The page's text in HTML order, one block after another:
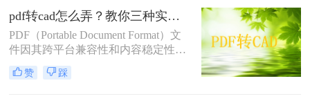
CAD图纸的方法，帮助您根据不同的
需求选择最合适的方式。
pdf转cad怎么弄？教你三种实用的转换方法！
PDF（Portable Document Format）文
件因其跨平台兼容性和内容稳定性，
在文档分享和存档中得到了广泛应
用。然而，在某些专业领域，如建筑
赞 踩